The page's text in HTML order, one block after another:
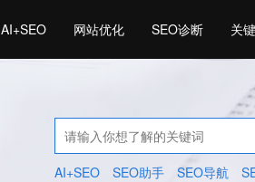
AI+SEO 网站优化 SEO诊断 关
AI+SEO
SEO助手 SEO导航